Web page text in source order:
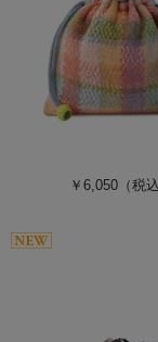
￥6,050 （税